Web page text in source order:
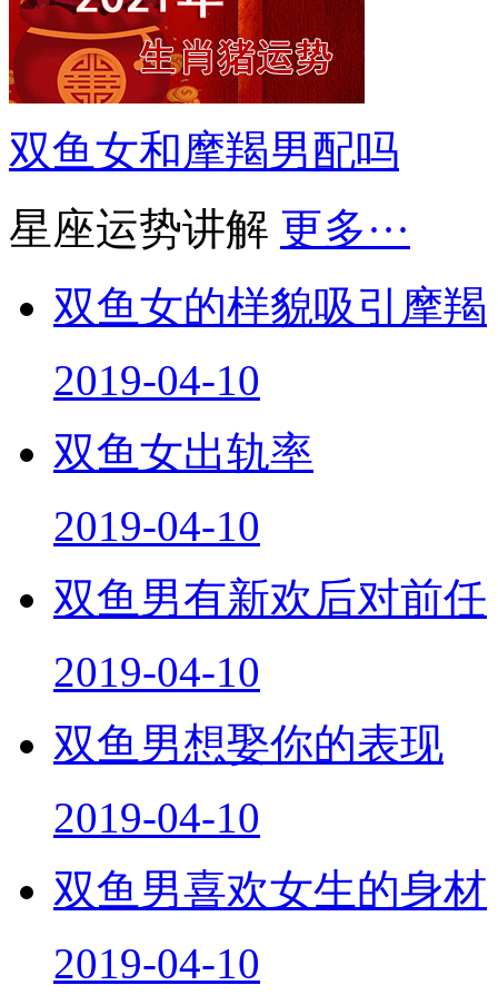
双鱼女和摩羯男配吗
星座运势讲解 更多···
双鱼女的样貌吸引摩羯
2019-04-10
双鱼女出轨率
2019-04-10
双鱼男有新欢后对前任
2019-04-10
双鱼男想娶你的表现
2019-04-10
双鱼男喜欢女生的身材
2019-04-10